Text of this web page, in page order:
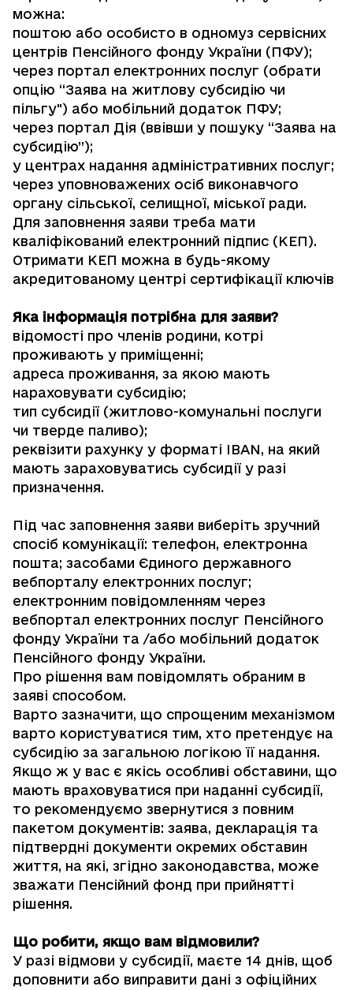
можна:
поштою або особисто в одномуз сервісних
центрів Пенсійного фонду України (ПФУ);
через портал електронних послуг (обрати
опцію “Заява на житлову субсидію чи
пільгу") або мобільний додаток ПФУ;
через портал Дія (ввівши у пошуку “Заява на
субсидію”);
у центрах надання адміністративних послуг;
через уповноважених осіб виконавчого
органу сільської, селищної, міської ради.
Для заповнення заяви треба мати
кваліфікований електронний підпис (КЕП).
Отримати КЕП можна в будь-якому
акредитованому центрі сертифікації ключів
Яка інформація потрібна для заяви?
відомості про членів родини, котрі
проживають у приміщенні;
адреса проживання, за якою мають
нараховувати субсидію;
тип субсидії (житлово-комунальні послуги
чи тверде паливо);
реквізити рахунку у форматі ІВАN, на який
мають зараховуватись субсидії у разі
призначення.
Під час заповнення заяви виберіть зручний
спосіб комунікації: телефон, електронна
пошта; засобами Єдиного державного
вебпорталу електронних послуг;
електронним повідомленням через
вебпортал електронних послуг Пенсійного
фонду України та /або мобільний додаток
Пенсійного фонду України.
Про рішення вам повідомлять обраним в
заяві способом.
Варто зазначити, що спрощеним механізмом
варто користуватися тим, хто претендує на
субсидію за загальною логікою її надання.
Якщо ж у вас є якісь особливі обставини, що
мають враховуватися при наданні субсидії,
то рекомендуємо звернутися з повним
пакетом документів: заява, декларація та
підтвердні документи окремих обставин
життя, на які, згідно законодавства, може
зважати Пенсійний фонд при прийнятті
рішення.
Що робити, якщо вам відмовили?
У разі відмови у субсидії, маєте 14 днів, щоб
доповнити або виправити дані з офіційних